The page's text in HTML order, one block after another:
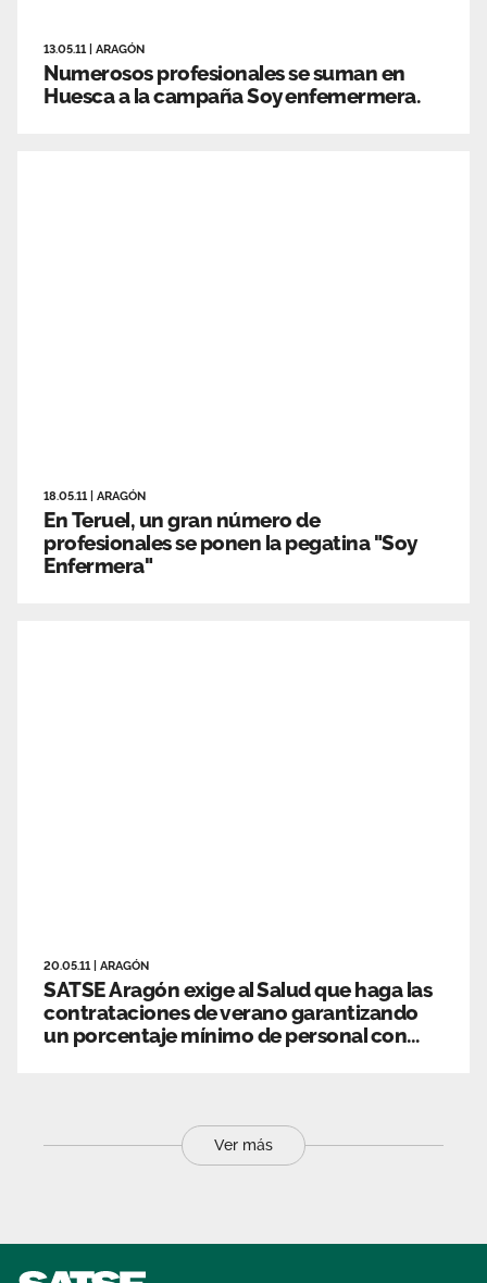
13.05.11 ARAGÓN
Numerosos profesionales se suman en
Huesca a la campaña Soy enfemermera.
18.05.11 ARAGÓN
En Teruel, un gran número de
profesionales se ponen la pegatina "Soy
Enfermera"
20.05.11 ARAGÓN
SATSE Aragón exige al Salud que haga las
contrataciones de verano garantizando
un porcentaje mínimo de personal con
Ver más